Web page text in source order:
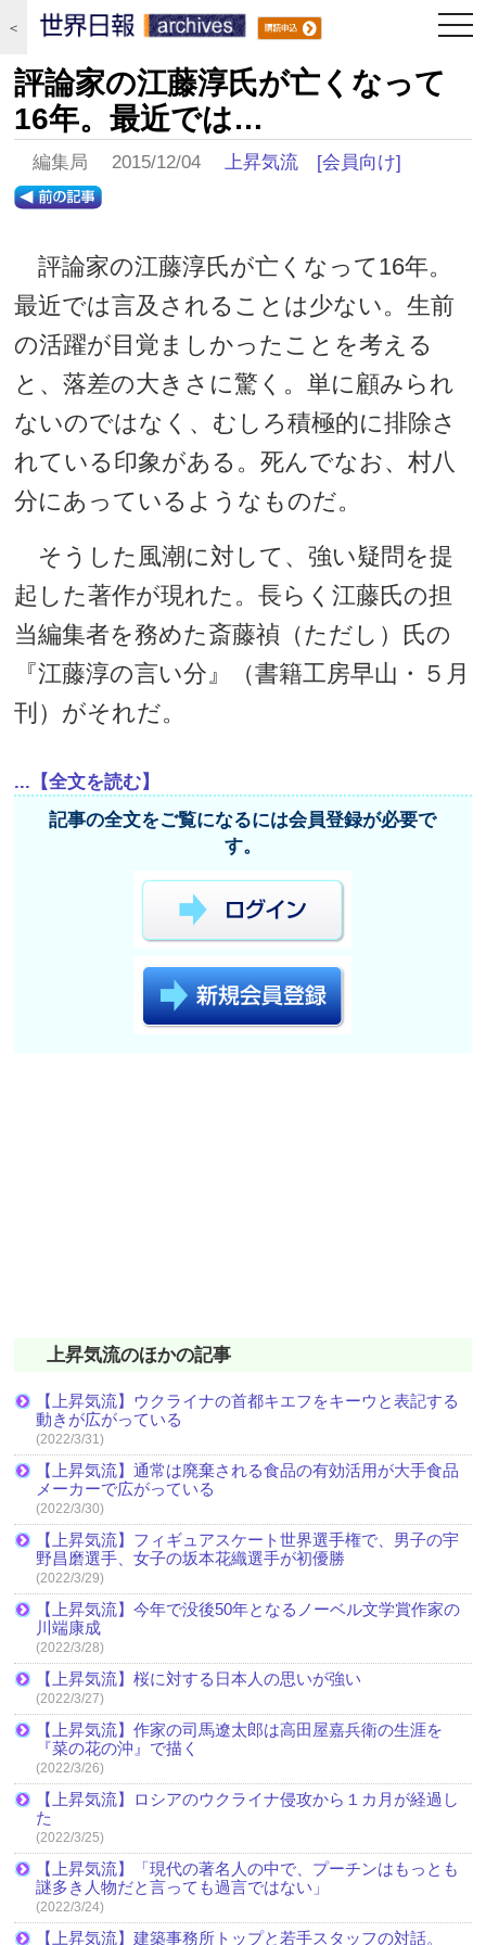
＜
評論家の江藤淳氏が亡くなって
16年。最近では…
編集局 2015/12/04上昇気流 [会員向け]
評論家の江藤淳氏が亡くなって16年。
最近では言及されることは少ない。生前
の活躍が目覚ましかったことを考える
と、落差の大きさに驚く。単に顧みられ
ないのではなく、むしろ積極的に排除さ
れている印象がある。死んでなお、村八
分にあっているようなものだ。
そうした風潮に対して、強い疑問を提
起した著作が現れた。長らく江藤氏の担
当編集者を務めた斎藤禎（ただし）氏の
『江藤淳の言い分』（書籍工房早山・５月
刊）がそれだ。
...【全文を読む】
記事の全文をご覧になるには会員登録が必要で
す。
上昇気流のほかの記事
【上昇気流】ウクライナの首都キエフをキーウと表記する
動きが広がっている
(2022/3/31)
【上昇気流】通常は廃棄される食品の有効活用が大手食品
メーカーで広がっている
(2022/3/30)
【上昇気流】フィギュアスケート世界選手権で、男子の宇
野昌磨選手、女子の坂本花織選手が初優勝
(2022/3/29)
【上昇気流】今年で没後50年となるノーベル文学賞作家の
川端康成
(2022/3/28)
【上昇気流】桜に対する日本人の思いが強い
(2022/3/27)
【上昇気流】作家の司馬遼太郎は高田屋嘉兵衛の生涯を
『菜の花の沖』で描く
(2022/3/26)
【上昇気流】ロシアのウクライナ侵攻から１カ月が経過し
た
(2022/3/25)
【上昇気流】「現代の著名人の中で、プーチンはもっとも
謎多き人物だと言っても過言ではない」
(2022/3/24)
【上昇気流】建築事務所トップと若手スタッフの対話。